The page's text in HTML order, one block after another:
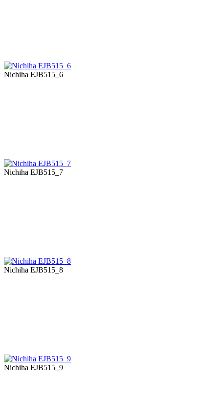
Nichiha EJB515_6
Nichiha EJB515_7
Nichiha EJB515_8
Nichiha EJB515_9